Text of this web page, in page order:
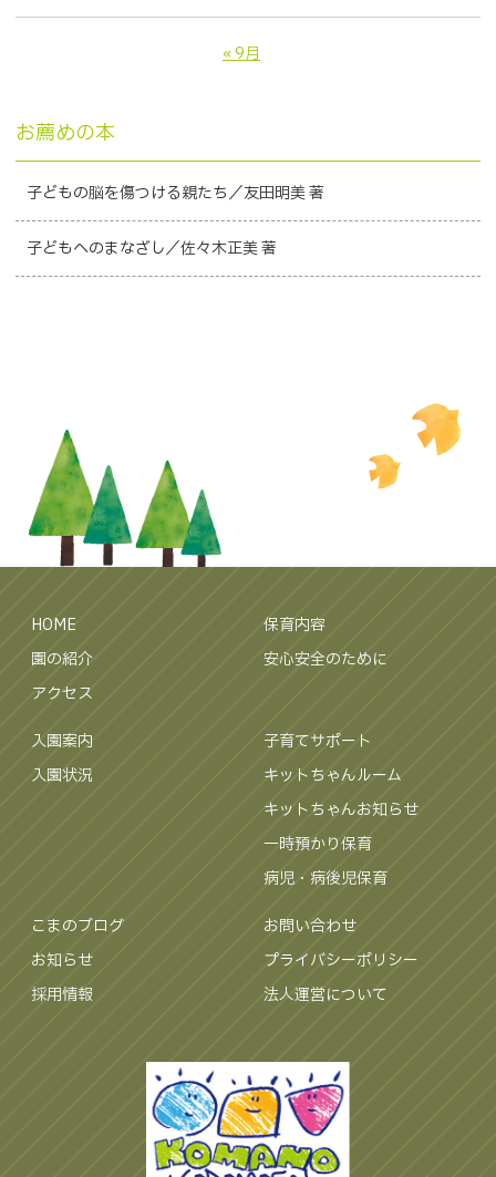
« 9月
お薦めの本
子どもの脳を傷つける親たち／友田明美 著
子どもへのまなざし／佐々木正美 著
HOME
園の紹介
アクセス
保育内容
安心安全のために
入園案内
入園状況
子育てサポート
キットちゃんルーム
キットちゃんお知らせ
一時預かり保育
病児・病後児保育
こまのブログ
お知らせ
採用情報
お問い合わせ
プライバシーポリシー
法人運営について